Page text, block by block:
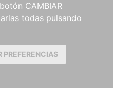
CAMBIAR
todas pulsando
PREFERENCIAS